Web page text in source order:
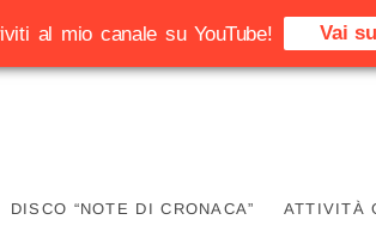
DISCO “NOTE DI CRONACA” ATTIVITÀ
al mio canale su YouTube! Vai